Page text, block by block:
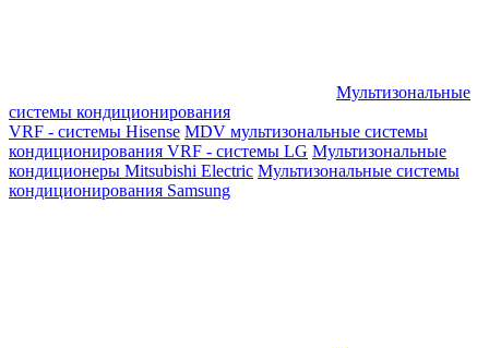
Мультизональные
системы кондиционирования
VRF - системы Hisense MDV мультизональные системы
кондиционирования VRF - системы LG Мультизональные
кондиционеры Mitsubishi Electric Мультизональные системы
кондиционирования Samsung